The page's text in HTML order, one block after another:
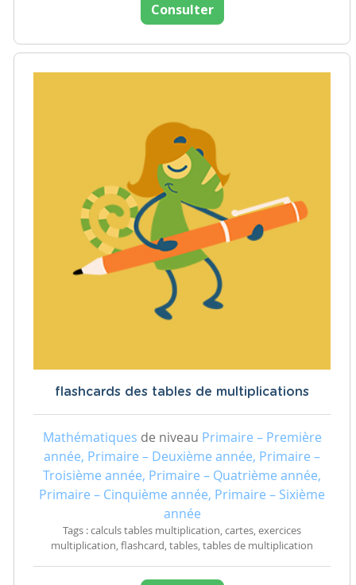
Consulter
flashcards des tables de multiplications
Mathématiques de niveau Primaire – Première
année, Primaire – Deuxième année, Primaire –
Troisième année, Primaire – Quatrième année,
Primaire – Cinquième année, Primaire – Sixième
année
Tags : calculs tables multiplication, cartes, exercices
multiplication, flashcard, tables, tables de multiplication